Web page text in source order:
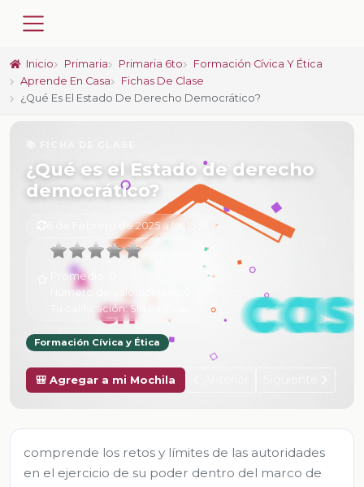
Inicio Primaria Primaria 6to
Formación Cívica Y Ética
Aprende En Casa
Fichas De Clase
¿Qué Es El Estado De Derecho Democrático?
¿Qué es el Estado de derecho
democrático?
6 de Febrero de 2025 a las 15:51
Promedio:
Número de valoraciones:
Tu calificación:Sin calificar
Formación Cívica y Ética
🎒 Agregar a mi Mochila
comprende los retos y límites de las autoridades
en el ejercicio de su poder dentro del marco de